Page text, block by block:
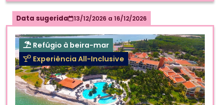
Data sugerida 13/12/2026 a 16/12/2026
Refúgio à beira-mar
Experiência All-Inclusive